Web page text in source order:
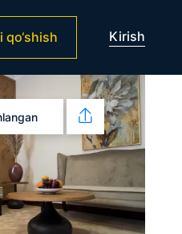
qo‘shish Kirish